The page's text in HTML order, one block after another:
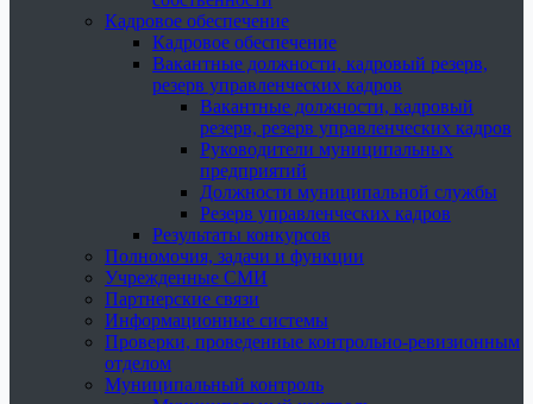
Кадровое обеспечение
Кадровое обеспечение
Вакантные должности, кадровый резерв,
резерв управленческих кадров
Вакантные должности, кадровый
резерв, резерв управленческих кадров
Руководители муниципальных
предприятий
Должности муниципальной службы
Резерв управленческих кадров
Результаты конкурсов
Полномочия, задачи и функции
Учрежденные СМИ
Партнерские связи
Информационные системы
Проверки, проведенные контрольно-ревизионным
отделом
Муниципальный контроль